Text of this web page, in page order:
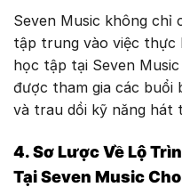
Seven Music không
tập trung vào việc thực
học tập tại Seven
được tham gia các buổi
và trau dồi kỹ năng hát
4. Sơ Lược Về Lộ
Tại Seven Music